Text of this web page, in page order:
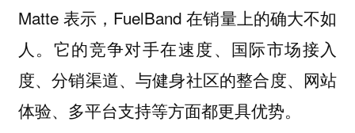
Matte 表示，FuelBand 在销量上的确大不如
人。它的竞争对手在速度、国际市场接入
度、分销渠道、与健身社区的整合度、网站
体验、多平台支持等方面都更具优势。